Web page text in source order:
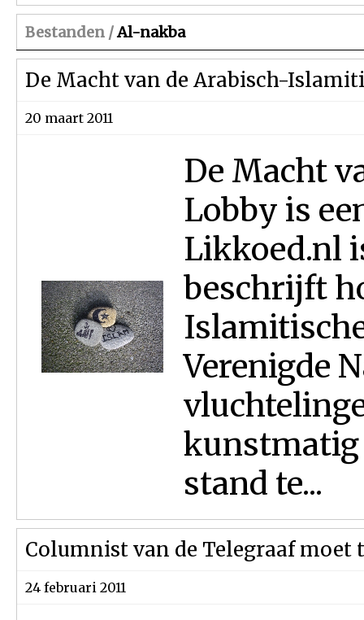
Bestanden /Al-nakba
De Macht van de Arabisch-
20 maart 2011
De Macht
Lobby is
Likkoed.nl
beschrijft
Verenigde
kunstmatig
stand te...
Columnist van de Telegraaf moet
24 februari 2011